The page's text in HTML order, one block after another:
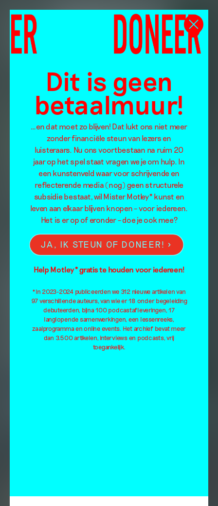
Dit is geen
betaalmuur!
…en dat moet zo blijven! Dat lukt ons niet meer
zonder financiële steun van lezers en
luisteraars. Nu ons voortbestaan na ruim 20
jaar op het spel staat vragen we je om hulp. In
een kunstenveld waar voor schrijvende en
reflecterende media (nog) geen structurele
subsidie bestaat, wil Mister Motley* kunst en
leven aan elkaar blijven knopen – voor iedereen.
Het is er op of eronder – doe je ook mee?
JA, IK STEUN OF DONEER!
Help Motley* gratis te houden voor iedereen!
*In 2023-2024 publiceerden we 312 nieuwe artikelen van
97 verschillende auteurs, van wie er 18 onder begeleiding
debuteerden, bijna 100 podcastafleveringen, 17
langlopende samenwerkingen, een lessenreeks,
zaalprogramma en online events. Het archief bevat meer
dan 3.500 artikelen, interviews en podcasts, vrij
toegankelijk.